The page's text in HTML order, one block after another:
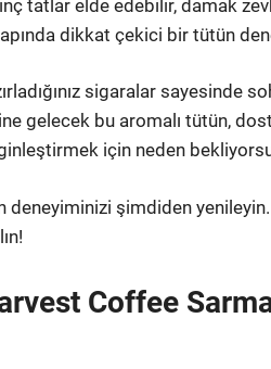
tatlar elde edebilir, damak
dikkat çekici bir tütün
sigaralar sayesinde
gelecek bu aromalı tütün,
için neden
deneyiminizi şimdiden
Coffee